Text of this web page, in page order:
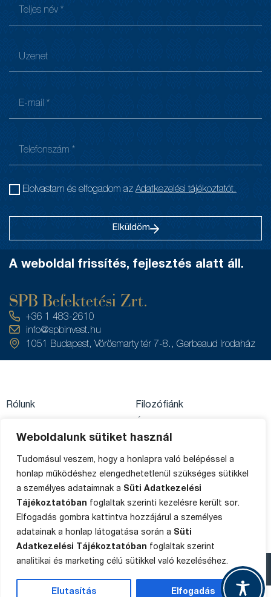
Weboldalunk sütiket használ
Tudomásul veszem, hogy a honlapra való belépéssel a
honlap működéshez elengedhetetlenül szükséges sütikkel
a személyes adataimnak a Süti Adatkezelési
Tájékoztatóban foglaltak szerinti kezelésre került sor.
Elfogadás gombra kattintva hozzájárul a személyes
adatainak a honlap látogatása során a Süti
Adatkezelési Tájékoztatóban foglaltak szerint
analitikai és marketing célú sütikkel való kezeléséhez.
Elutasítás Elfogadás
Elolvastam és elfogadom az Adatkezelési tájékoztatót.
Elküldöm
A weboldal frissítés, fejlesztés alatt áll.
SPB Befektetési Zrt.
+36 1 483-2610
info@spbinvest.hu
1051 Budapest, Vörösmarty tér 7-8., Gerbeaud Irodaház
Rólunk
Adatkezelés
Ügyféltájékoztató
Sütik
Filozófiánk
egyenleg
Impresszum
Média
Oldaltérkép
Copyright © 2015-2025 SPB Befektetési Zrt.